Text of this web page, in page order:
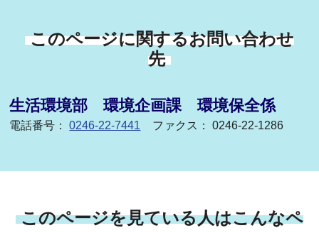
このページに関するお問い合わせ
先
生活環境部 環境企画課 環境保全係
電話番号：0246-22-7441 ファクス： 0246-22-1286
このページを見ている人はこんなペ